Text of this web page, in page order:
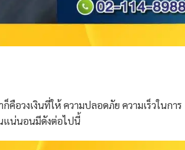
วงเงินที่ให้ ความปลอดภัย ความเร็วในการ
แน่นอนมีดังต่อไปนี้